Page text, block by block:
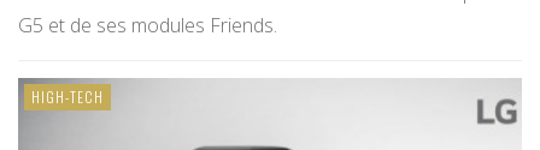
G5 et de ses modules Friends.
HIGH-TECH